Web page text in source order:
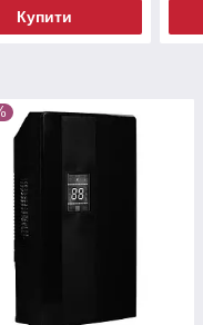
Купити